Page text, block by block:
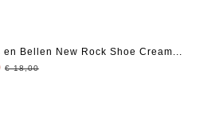
en Bellen New Rock Shoe Cream...
€ 18,00